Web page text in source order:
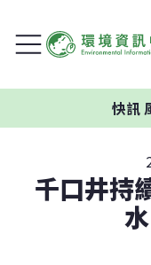
快訊風
千口井持